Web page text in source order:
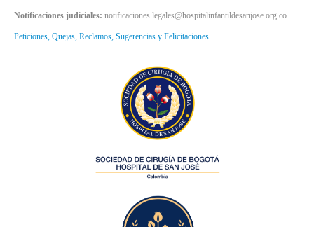
Notificaciones judiciales: notificaciones.legales@hospitalinfantildesanjose.org.co
Peticiones, Quejas, Reclamos, Sugerencias y Felicitaciones